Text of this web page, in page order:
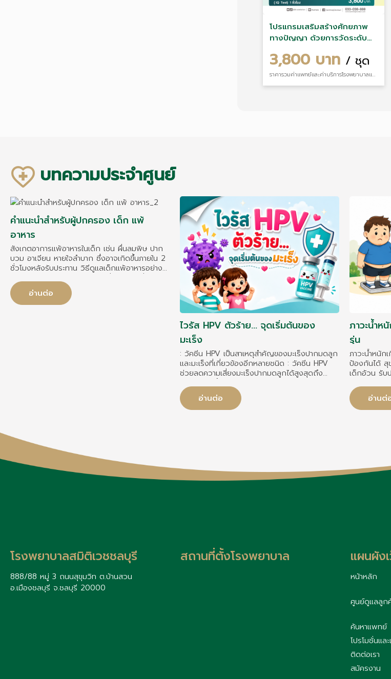
โปรแกรมเสริมสร้างศักยภาพ
ทางปัญญา ด้วยการวัดระดับ
3,800 บาท / ชุด
ราคารวมค่าแพทย์และค่าบริการโรงพยาบาลแล้ว
บทความประจำศูนย์
คำแนะนำสำหรับผู้ปกครอง เด็ก แพ้
อาหาร
สังเกตอาการแพ้อาหารในเด็ก เช่น ผื่นลมพิษ ปาก
บวม อาเจียน หายใจลำบาก ซึ่งอาจเกิดขึ้นภายใน 2
ชั่วโมงหลังรับประทาน วิธีดูแลเด็กแพ้อาหารอย่าง
ถูกต้อง อ่านฉลากอาหาร หลีกเลี่ยงอาหารที่แพ้ และ
ป้องกันการปนเปื้อนระหว่างการปรุงอาหาร อาหารที่
เด็กแพ้บ่อย ได้แก่ นมวัว ไข่ ถั่วลิสง ถั่วเปลือก
แข็ง ถั่วเหลือง ข้าวสาลี ปลา และอาหารทะเล หาก
อ่านต่อ
ไวรัส HPV ตัวร้าย... จุดเริ่มต้นของ
มะเร็ง
: วัคซีน HPV เป็นสาเหตุสำคัญของมะเร็งปากมดลูก
และมะเร็งที่เกี่ยวข้องอีกหลายชนิด : วัคซีน HPV
ช่วยลดความเสี่ยงมะเร็งปากมดลูกได้สูงสุดถึง
ทั้งเด็กหญิงและเด็กชาย ควรได้รับวัคซีนเพื่อ
ป้องกันโรคและการแพร่เชื้อ
อ่านต่อ
ภาวะน้ำห
รุ่น
ภาวะน้ำหนัก
ป้องกันได้ สุ
เด็กอ้วน รับ
หรือเครื่องดื่
แท็บเล็ต เก
กิจกรรมท
อ่านต่
โรงพยาบาลสมิติเวชชลบุรี
888/88 หมู่ 3 ถนนสุขุมวิท ต.บ้านสวน
อ.เมืองชลบุรี จ.ชลบุรี 20000
สถานที่ตั้งโรงพยาบาล แผนผัง
หน้าหลัก
ศูนย์ดูแลลูก
ค้นหาแพทย์
โปรโมชั่นแล
ติดต่อเรา
สมัครงาน